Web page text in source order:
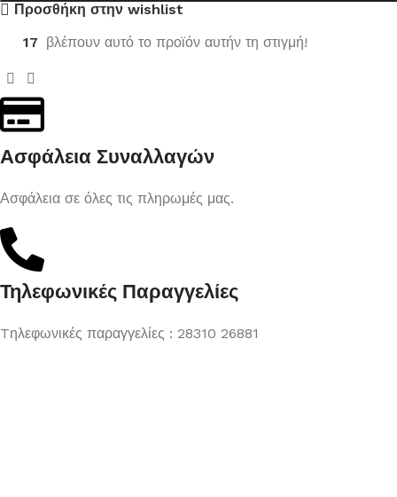
Προσθήκη στην wishlist
17 βλέπουν αυτό το προϊόν αυτήν τη στιγμή!
Ασφάλεια Συναλλαγών
Ασφάλεια σε όλες τις πληρωμές μας.
Τηλεφωνικές Παραγγελίες
Tηλεφωνικές παραγγελίες : 28310 26881